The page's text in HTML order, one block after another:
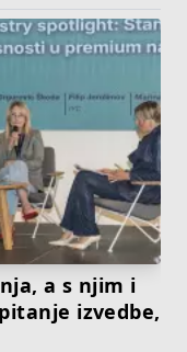
a s njim i
izvedbe,